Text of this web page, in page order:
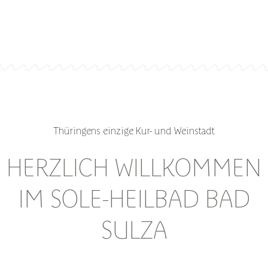
Thüringens einzige Kur- und Weinstadt
HERZLICH WILLKOMMEN
IM SOLE-HEILBAD BAD
SULZA